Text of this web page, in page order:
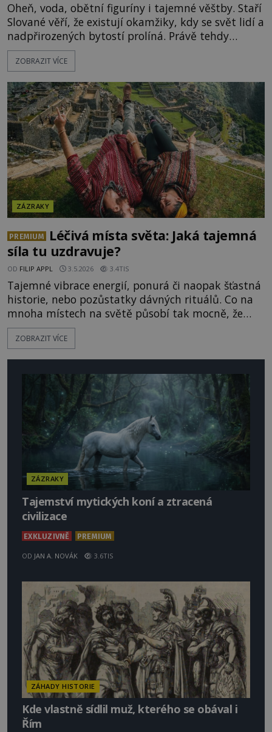
Oheň, voda, obětní figuríny i tajemné věštby. Staří
Slované věří, že existují okamžiky, kdy se svět lidí a
nadpřirozených bytostí prolíná. Právě tehdy
vykonávají rituály, které mají přivolat úrodu,
ochránit rodinu nebo navázat spojení s předky.
skutečně ukrývají sílu, kterou moderní člověk už
nedokáže pochopit? Krajinu zahaluje soumrak a
na návr
ZOBRAZIT VÍCE
ZÁZRAKY
PREMIUM
Léčivá místa světa: Jaká tajemná
síla tu uzdravuje?
OD FILIP APPL 3.5.2026 3.4TIS
Tajemné vibrace energií, ponurá či naopak šťastná
historie, nebo pozůstatky dávných rituálů. Co na
mnoha místech na světě působí tak mocně, že
dokáže uzdravit nejrůznější nemoci? A kam se za
takovými silami vypravit?
ZOBRAZIT VÍCE
ZÁZRAKY
Tajemství mytických koní a ztracená
civilizace
EXKLUZIVNĚ PREMIUM
OD JAN A. NOVÁK 3.6TIS
ZÁHADY HISTORIE
Kde vlastně sídlil muž, kterého se obával i
Řím